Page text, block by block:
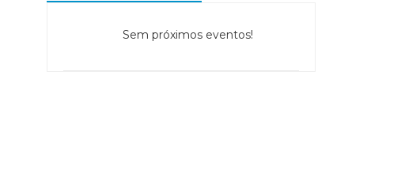
Sem próximos eventos!